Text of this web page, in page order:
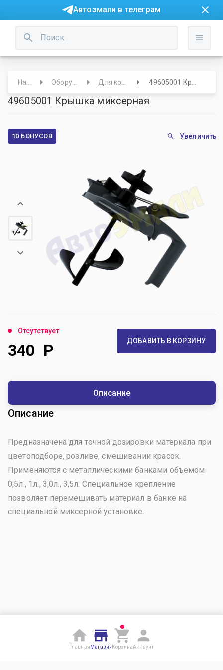
Автоэмали в телеграм
Оборудование
49605001 Крышка миксерная
10 БОНУСОВ Увеличить
Отсутствует
340 Р ДОБАВИТЬ В КОРЗИНУ
Описание
Описание
Предназначена для точной дозировки материала при
цветоподборе, розливе, смешивании красок.
Применяются с металлическими банками объемом
0,5л., 1л., 3,0л., 3,5л. Специальное крепление
позволяет перемешивать материал в банке на
специальной миксерной установке.
Главная Магазин КорзинаАккаунт